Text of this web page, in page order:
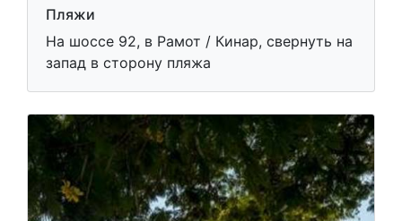
Пляжи
На шоссе 92, в Рамот / Кинар, свернуть на
запад в сторону пляжа